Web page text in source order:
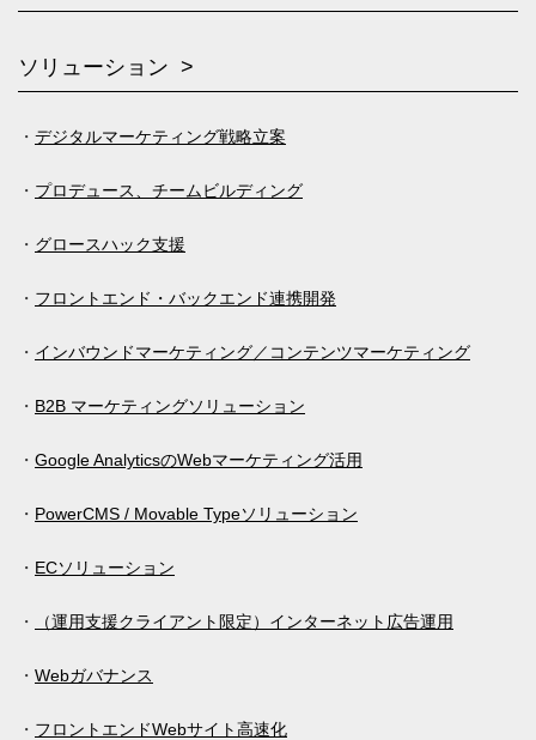
ソリューション
デジタルマーケティング戦略立案
プロデュース、チームビルディング
グロースハック支援
フロントエンド・バックエンド連携開発
インバウンドマーケティング／コンテンツマーケティング
B2B マーケティングソリューション
Google AnalyticsのWebマーケティング活用
PowerCMS / Movable Typeソリューション
ECソリューション
（運用支援クライアント限定）インターネット広告運用
Webガバナンス
フロントエンドWebサイト高速化